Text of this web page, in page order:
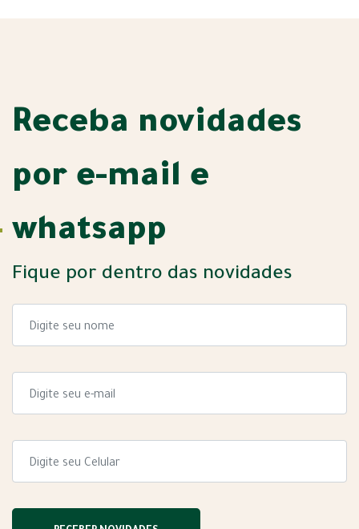
Receba novidades
por e-mail e
whatsapp
Fique por dentro das novidades